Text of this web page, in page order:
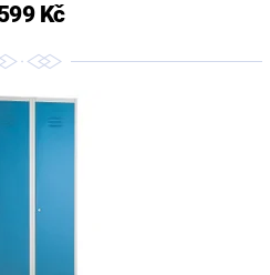
Kč